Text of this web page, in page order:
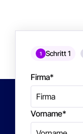
1 Schritt 1
Firma*
Vorname*